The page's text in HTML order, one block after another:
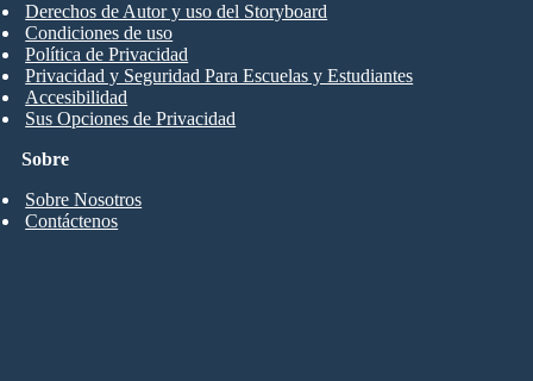
Sobre
Sobre Nosotros
Contáctenos
Derechos de Autor y uso del Storyboard
Condiciones de uso
Política de Privacidad
Privacidad y Seguridad Para Escuelas y Estudiantes
Accesibilidad
Sus Opciones de Privacidad